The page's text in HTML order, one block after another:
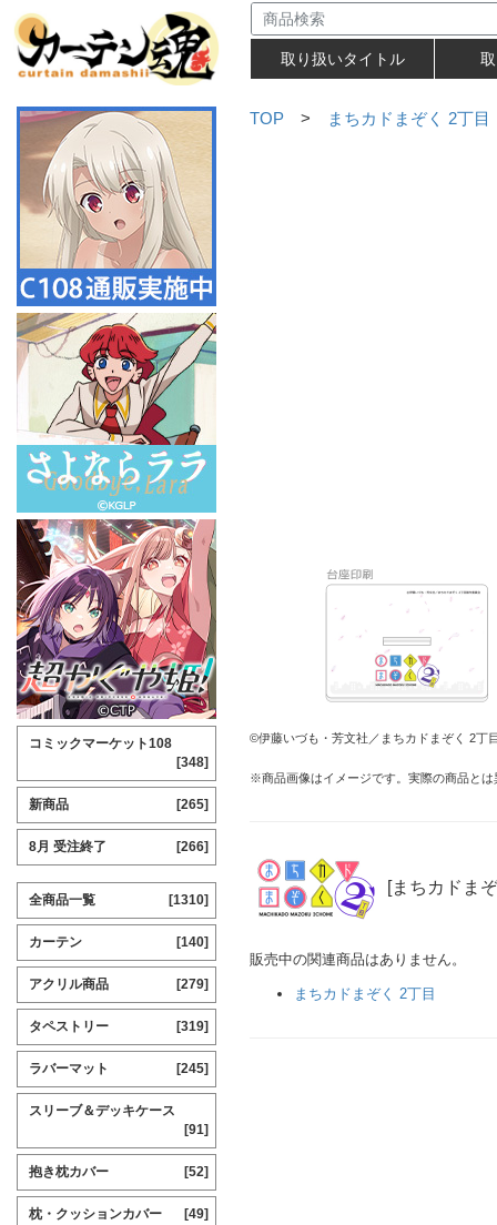
取り扱いタイトル
TOP > まちカドまぞく 2丁目
©伊藤いづも・芳文社／まちカドまぞく 2丁
※商品画像はイメージです。実際の商品と
[まちカドま
販売中の関連商品はありません。
まちカドまぞく 2丁目
コミックマーケット108
[348]
新商品 [265]
8月 受注終了 [266]
全商品一覧 [1310]
カーテン [140]
アクリル商品 [279]
タペストリー [319]
ラバーマット [245]
スリーブ＆デッキケース
[91]
抱き枕カバー [52]
枕・クッションカバー [49]